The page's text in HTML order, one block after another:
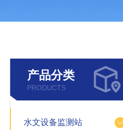
产品分类
PRODUCTS
水文设备监测站